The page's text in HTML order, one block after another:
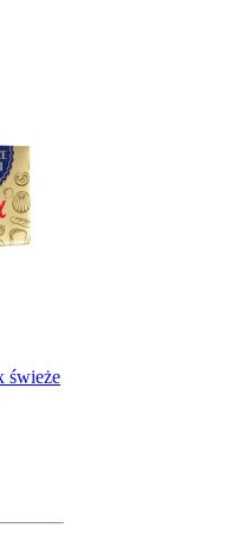
świeże